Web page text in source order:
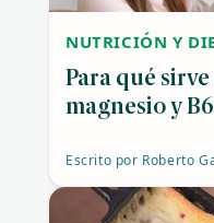
NUTRICIÓN Y
Para qué
magnesio y
Escrito por Roberto